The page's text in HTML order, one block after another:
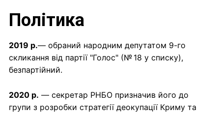
Політика
2019 р.— обраний народним депутатом 9-го
скликання від партії "Голос" (№ 18 у списку),
безпартійний.
2020 р. — секретар РНБО призначив його до
групи з розробки стратегії деокупації Криму та